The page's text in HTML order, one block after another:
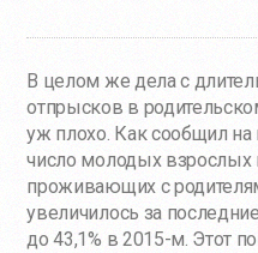
В целом же дела с
отпрысков в
уж плохо. Как сообщил
число молодых
проживающих с
увеличилось за
до 43,1% в 2015-м. Этот